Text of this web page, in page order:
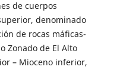
de cuerpos
denominado
de rocas máficas-
Zonado de El Alto
– Mioceno inferior,